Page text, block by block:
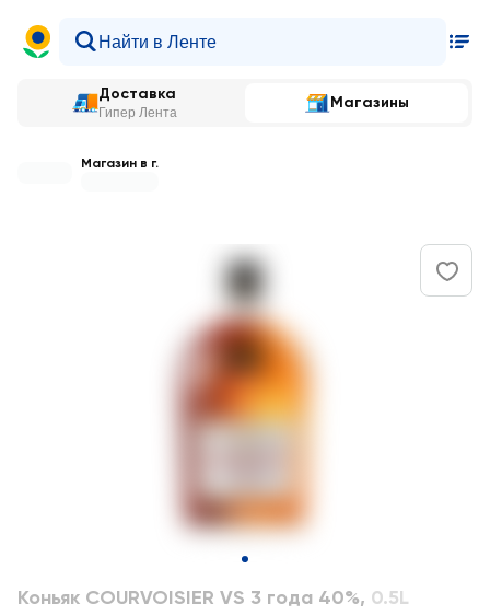
Доставка
Гипер Лента
Магазины
Магазин в г.
Коньяк COURVOISIER VS 3 года 40%, 0.5L